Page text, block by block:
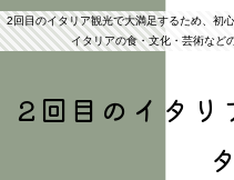
2回目のイタリア観光で大満足するため、初
イタリアの食・文化・芸術など
2回目のイタリ